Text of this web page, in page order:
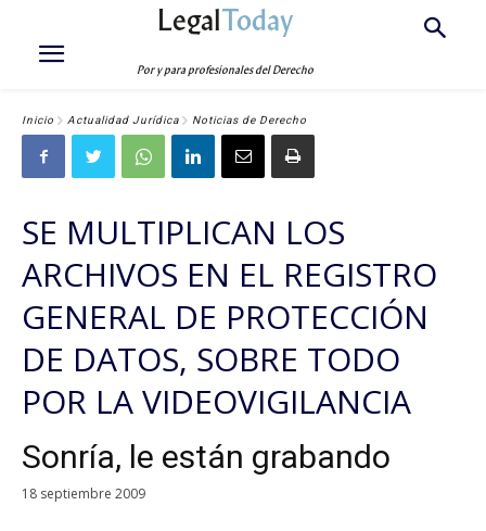
LegalToday
Por y para profesionales del Derecho
Inicio Actualidad Jurídica Noticias de Derecho
SE MULTIPLICAN LOS
ARCHIVOS EN EL REGISTRO
GENERAL DE PROTECCIÓN
DE DATOS, SOBRE TODO
POR LA VIDEOVIGILANCIA
Sonría, le están grabando
18 septiembre 2009